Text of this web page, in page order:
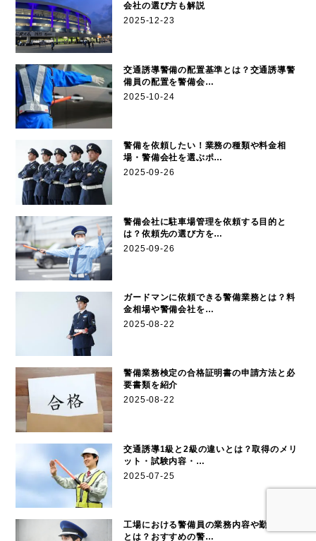
会社の選び方も解説
2025-12-23
交通誘導警備の配置基準とは？交通誘導警
備員の配置を警備会…
2025-10-24
警備を依頼したい！業務の種類や料金相
場・警備会社を選ぶポ…
2025-09-26
警備会社に駐車場管理を依頼する目的と
は？依頼先の選び方を…
2025-09-26
ガードマンに依頼できる警備業務とは？料
金相場や警備会社を…
2025-08-22
警備業務検定の合格証明書の申請方法と必
要書類を紹介
2025-08-22
交通誘導1級と2級の違いとは？取得のメリ
ット・試験内容・…
2025-07-25
工場における警備員の業務内容や勤務形態
とは？おすすめの警…